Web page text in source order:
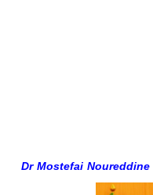
Dr Mostefai Noureddine